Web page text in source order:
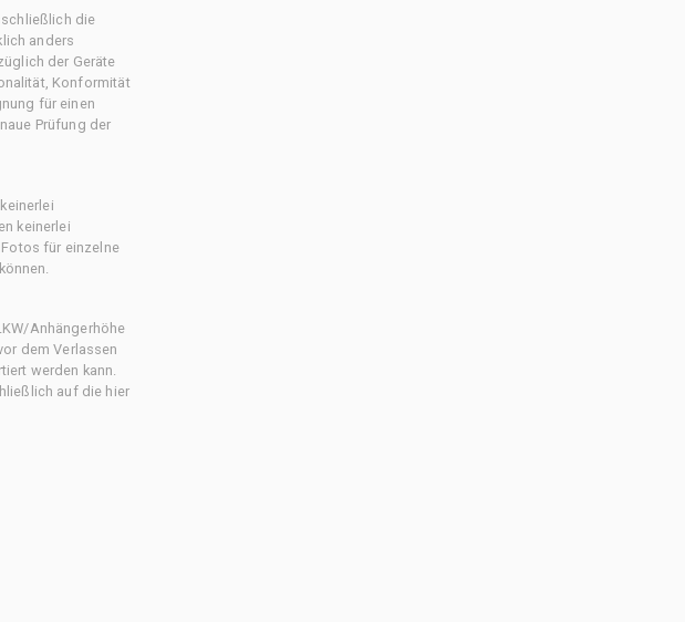
die
anders
der Geräte
Konformität
für einen
Prüfung der
keinerlei
für einzelne
Anhängerhöhe
dem Verlassen
werden kann.
auf die hier